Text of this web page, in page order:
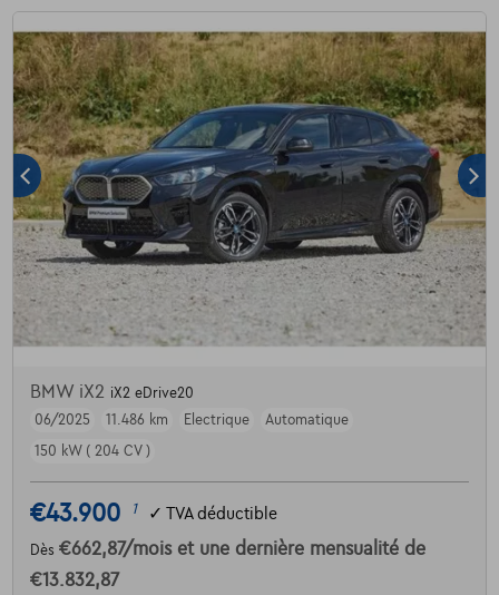
BMW iX2 iX2 eDrive20
06/2025
11.486 km Electrique
Automatique
150 kW ( 204 CV )
€43.900 1 ✓ TVA déductible
Dès €662,87/mois et une dernière mensualité de
€13.832,87